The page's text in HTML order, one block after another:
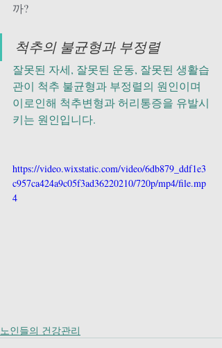
까?
척추의 불균형과 부정렬
잘못된 자세, 잘못된 운동, 잘못된 생활습
관이 척추 불균형과 부정렬의 원인이며
이로인해 척추변형과 허리통증을 유발시
키는 원인입니다.
https://video.wixstatic.com/video/6db879_ddf1e3
c957ca424a9c05f3ad36220210/720p/mp4/file.mp
4
노인들의 건강관리